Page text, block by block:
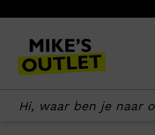
content